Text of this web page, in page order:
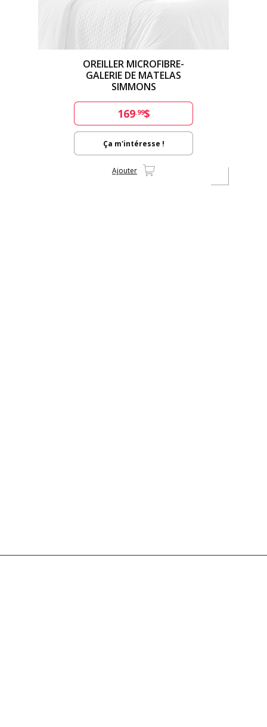
OREILLER MICROFIBRE-
GALERIE DE MATELAS
SIMMONS
169.99$
Ça m'intéresse !
Ajouter